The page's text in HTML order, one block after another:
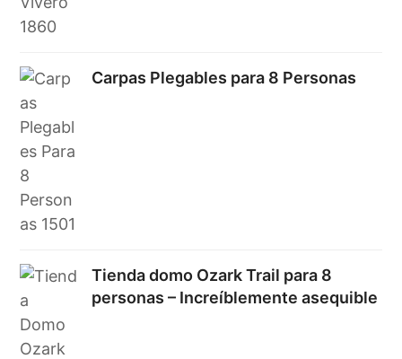
Carpas Plegables para 8 Personas
Tienda domo Ozark Trail para 8
personas – Increíblemente asequible